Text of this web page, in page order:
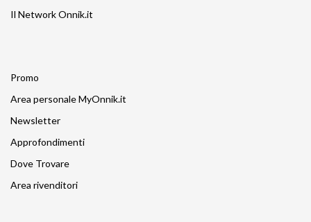
Il Network Onnik.it
Promo
Area personale MyOnnik.it
Newsletter
Approfondimenti
Dove Trovare
Area rivenditori